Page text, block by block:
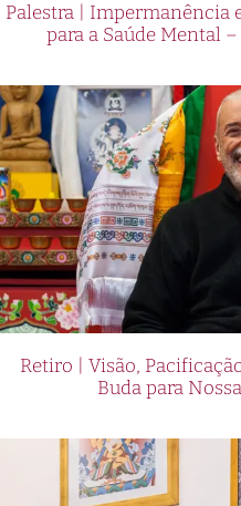
Palestra | Impermanência
para a Saúde Mental
Retiro | Visão,
Buda para